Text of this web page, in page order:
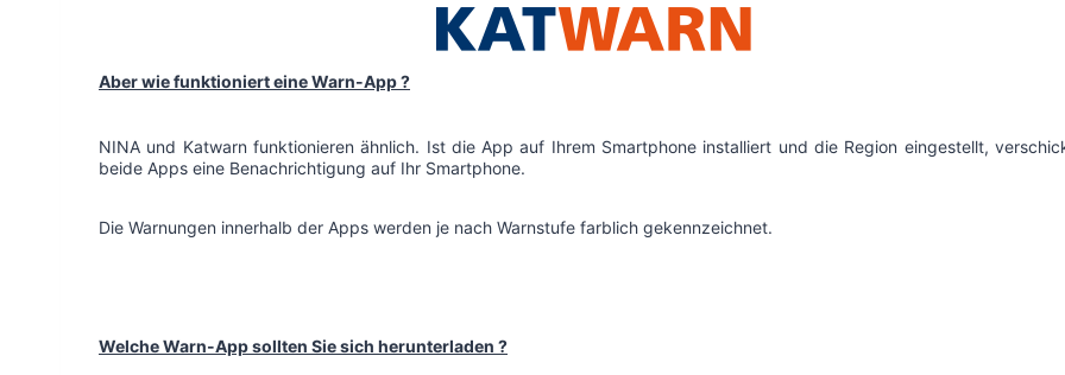
Aber wie funktioniert eine Warn-App ?
NINA und Katwarn funktionieren ähnlich. Ist die App auf Ihrem Smartphone installiert und die Region eingestellt,
beide Apps eine Benachrichtigung auf Ihr Smartphone.
Die Warnungen innerhalb der Apps werden je nach Warnstufe farblich gekennzeichnet.
Welche Warn-App sollten Sie sich herunterladen ?